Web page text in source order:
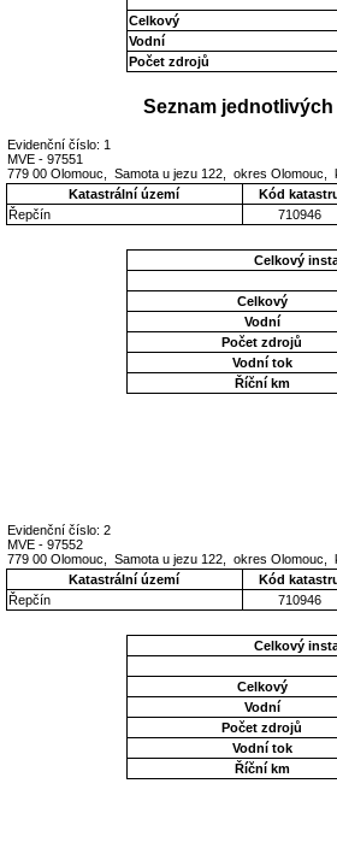
Celkový
Vodní
Počet zdrojů
Seznam
Evidenční číslo: 1
MVE - 97551
779 00 Olomouc, Samota u jezu 122, okres
Katastrální území
Kód
Řepčín
710946
Celkový
Celkový
Vodní
Počet zdrojů
Vodní tok
Říční km
Evidenční číslo: 2
MVE - 97552
779 00 Olomouc, Samota u jezu 122, okres
Katastrální území
Kód
Řepčín
710946
Celkový
Celkový
Vodní
Počet zdrojů
Vodní tok
Říční km